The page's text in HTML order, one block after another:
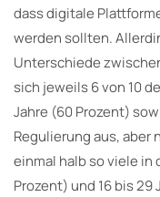
dass digitale
werden sollten.
Unterschiede
sich jeweils 6 von 10
Jahre (60 Prozent)
Regulierung aus, aber
einmal halb so viele in
Prozent) und 16 bis 29